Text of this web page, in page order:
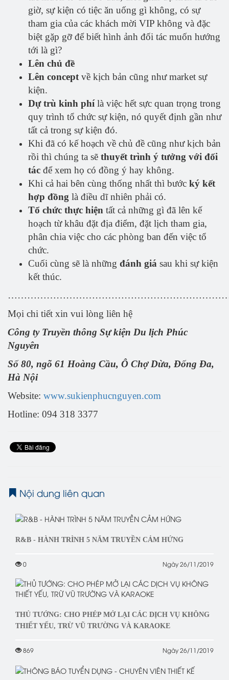
giờ, sự kiện có tiệc ăn uống gì không, có sự
tham gia của các khách mời VIP không và đặc
biệt gặp gỡ để biết hình ảnh đối tác muốn hướng
tới là gì?
Lên chủ đề
Lên concept về kịch bản cũng như market sự
kiện.
Dự trù kinh phílà việc hết sực quan trọng trong
quy trình tổ chức sự kiện, nó quyết định gần như
tất cả trong sự kiện đó.
Khi đã có kế hoạch về chủ đề cũng như kịch bản
rồi thì chúng ta sẽ thuyết trình ý tưởng với đối
tác để xem họ có đồng ý hay không.
Khi cả hai bên cùng thống nhất thì bước ký kết
hợp đồng là điều dĩ nhiên phải có.
Tổ chức thực hiện tất cả những gì đã lên kế
hoạch từ khâu đặt địa điểm, đặt lịch tham gia,
phân chia việc cho các phòng ban đến việc tổ
chức.
Cuối cùng sẽ là những đánh giá sau khi sự kiện
kết thúc.
Mọi chi tiết xin vui lòng liên hệ
Công ty Truyền thông Sự kiện Du lịch Phúc
Nguyên
Số 80, ngõ 61 Hoàng Cầu, Ô Chợ Dừa, Đống Đa,
Hà Nội
Website: www.sukienphucnguyen.com
Hotline: 094 318 3377
Nội dung liên quan
R&B - HÀNH TRÌNH 5 NĂM TRUYỀN CẢM HỨNG
0 Ngày 26/11/2019
THỦ TƯỚNG: CHO PHÉP MỞ LẠI CÁC DỊCH VỤ KHÔNG
THIẾT YẾU, TRỪ VŨ TRƯỜNG VÀ KARAOKE
869 Ngày 26/11/2019